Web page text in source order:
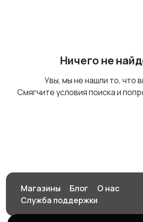
Ничего не
Увы, мы не нашли то, что
Смягчите условия поиска и
Магазины Блог
О нас
Служба поддержки